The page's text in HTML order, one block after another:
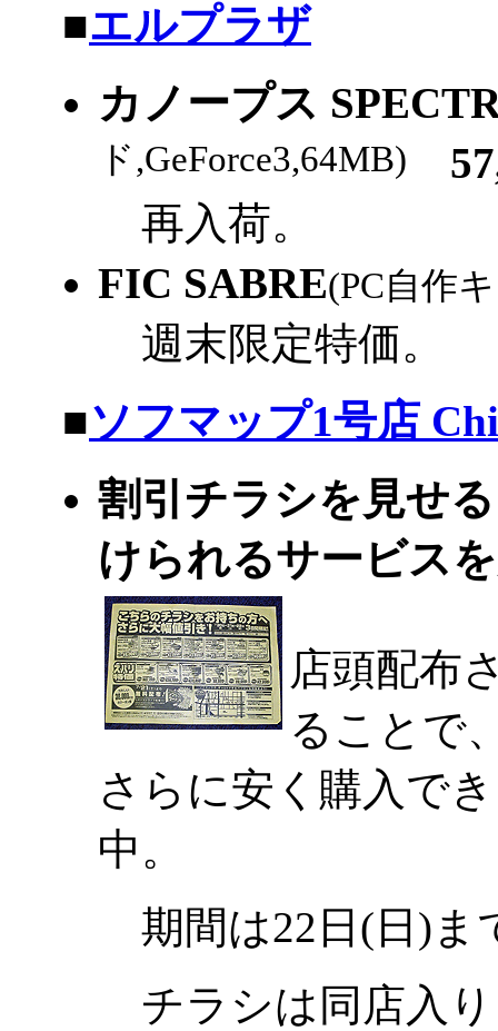
■エルプラザ
カノープス
ド,GeForce3,64MB)
再入荷。
FIC SABRE(PC自作
週末限定特価。
■ソフマップ1号店
割引チラシを見せ
けられるサービス
店頭配布
ることで
さらに安く購入で
中。
期間は22日(日)ま
チラシは同店入